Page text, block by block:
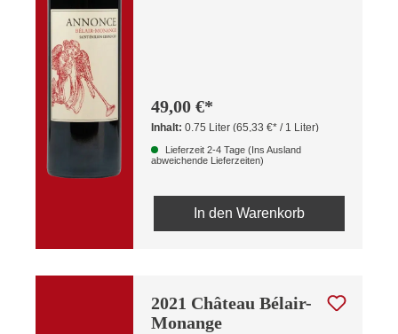
49,00 €*
Inhalt:0.75 Liter(65,33 €* / 1 Liter)
Lieferzeit 2-4 Tage (Ins Ausland
abweichende Lieferzeiten)
In den Warenkorb
2021 Château Bélair-
Monange